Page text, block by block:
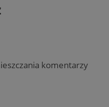
komentarzy